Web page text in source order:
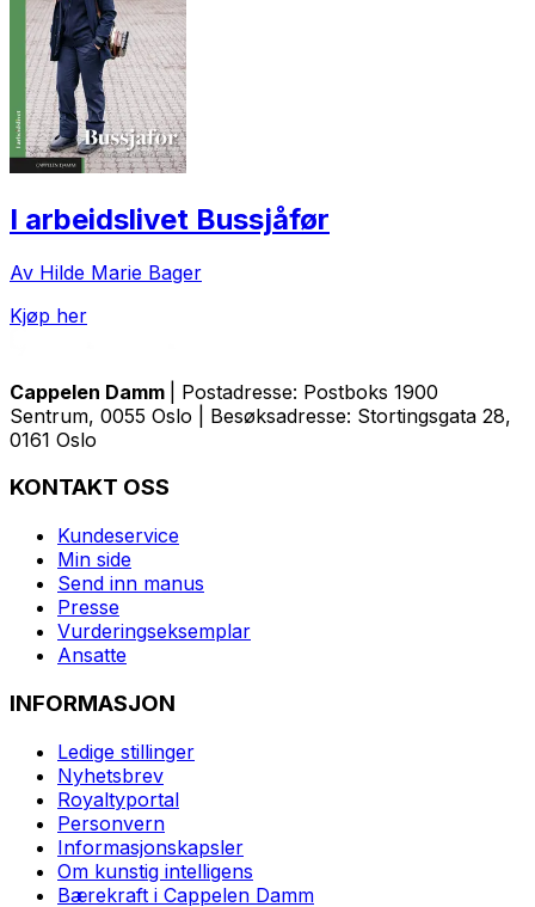
I arbeidslivet Bussjåfør
Av Hilde Marie Bager
Kjøp her
Cappelen Damm
| Postadresse: Postboks 1900
Sentrum, 0055 Oslo | Besøksadresse: Stortingsgata 28,
0161 Oslo
KONTAKT OSS
Kundeservice
Min side
Send inn manus
Presse
Vurderingseksemplar
Ansatte
INFORMASJON
Ledige stillinger
Nyhetsbrev
Royaltyportal
Personvern
Informasjonskapsler
Om kunstig intelligens
Bærekraft i Cappelen Damm